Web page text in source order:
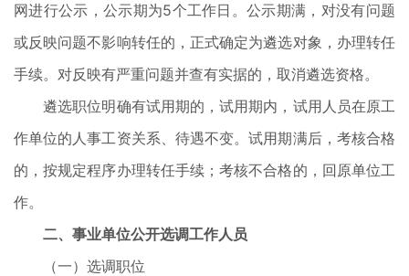
网进行公示，公示期为5个工作日。公示期满，对没有问题
或反映问题不影响转任的，正式确定为遴选对象，办理转任
手续。对反映有严重问题并查有实据的，取消遴选资格。
遴选职位明确有试用期的，试用期内，试用人员在原工
作单位的人事工资关系、待遇不变。试用期满后，考核合格
的，按规定程序办理转任手续；考核不合格的，回原单位工
作。
二、事业单位公开选调工作人员
（一）选调职位